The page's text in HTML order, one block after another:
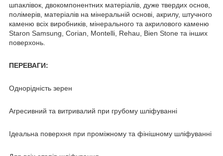
шпаклівок, двокомпонентних матеріалів, дуже твердих основ,
полімерів, матеріалів на мінеральній основі, акрилу, штучного
каменю всіх виробників, мінерального та акрилового каменю
Staron Samsung, Corian, Montelli, Rehau, Bien Stone та інших
поверхонь.
ПЕРЕВАГИ:
Однорідність зерен
Агресивний та витривалий при грубому шліфуванні
Ідеальна поверхня при проміжному та фінішному шліфуванні